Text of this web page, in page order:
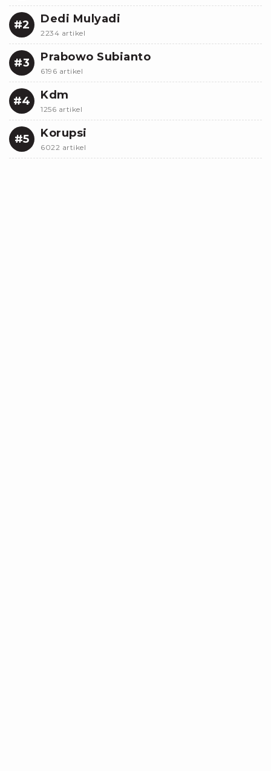
#2 Dedi Mulyadi
2234 artikel
#3 Prabowo Subianto
6196 artikel
#4 Kdm
1256 artikel
#5 Korupsi
6022 artikel